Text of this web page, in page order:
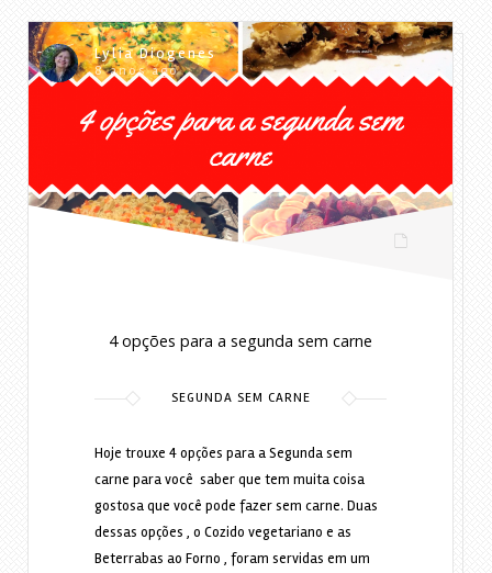
Lylia Diogenes
8 anos ago
4 opções para a segunda sem carne
SEGUNDA SEM CARNE
Hoje trouxe 4 opções para a Segunda sem
carne para você saber que tem muita coisa
gostosa que você pode fazer sem carne. Duas
dessas opções , o Cozido vegetariano e as
Beterrabas ao Forno , foram servidas em um